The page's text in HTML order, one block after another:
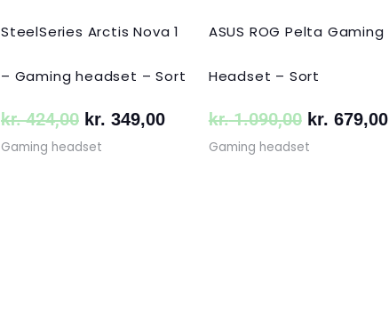
SteelSeries Arctis Nova 1
– Gaming headset – Sort
kr.424,00 kr. 349,00
Gaming headset
ASUS ROG Pelta Gaming
Headset – Sort
kr.1.090,00 kr. 679,00
Gaming headset